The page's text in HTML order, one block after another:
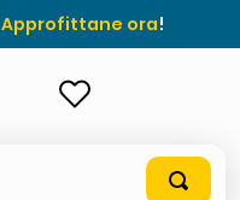
Approfittane ora!